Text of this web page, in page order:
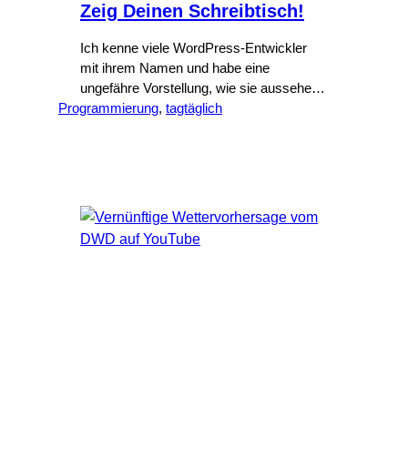
Zeig Deinen Schreibtisch!
Ich kenne viele WordPress-Entwickler
mit ihrem Namen und habe eine
ungefähre Vorstellung, wie sie aussehen.
Was ich auch interessant fände, wäre die
Computer besteht aus einem „ASRock
Z77 Extreme“-Board mit…
Programmierung, tagtäglich